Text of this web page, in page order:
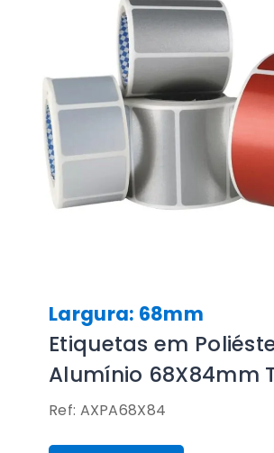
Largura: 68mm
Etiquetas em
Alumínio 68X84mm
Ref: AXPA68X84